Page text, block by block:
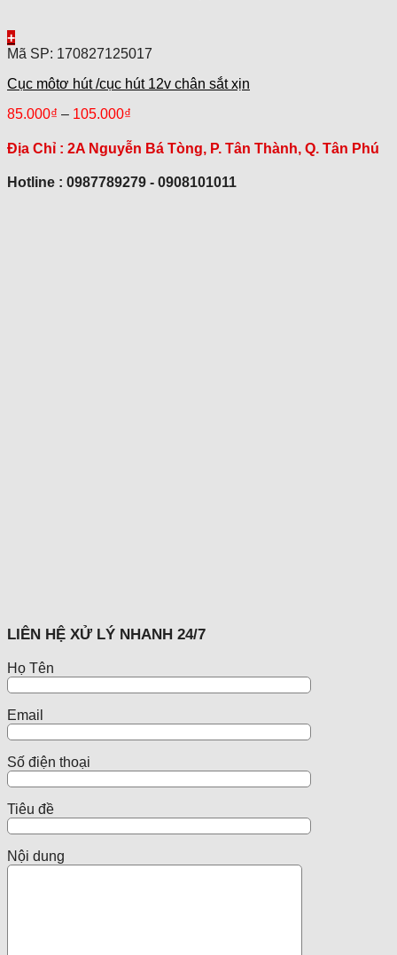
+
Mã SP: 170827125017
Cục môtơ hút /cục hút 12v chân sắt xịn
85.000₫ – 105.000₫
Địa Chỉ : 2A Nguyễn Bá Tòng, P. Tân Thành, Q. Tân Phú
Hotline : 0987789279 - 0908101011
LIÊN HỆ XỬ LÝ NHANH 24/7
Họ Tên
Email
Số điện thoại
Tiêu đề
Nội dung